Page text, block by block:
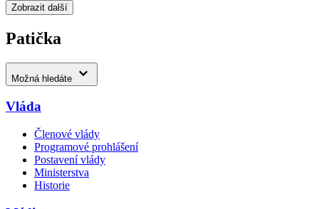
Zobrazit další
Patička
Možná hledáte
Vláda
Členové vlády
Programové prohlášení
Postavení vlády
Ministerstva
Historie